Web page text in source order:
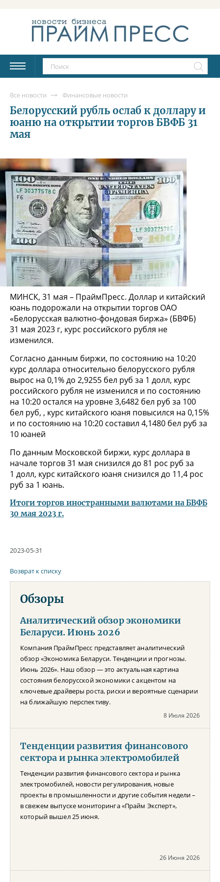
Все новости Финансовые новости
Белорусский рубль ослаб к доллару и
юаню на открытии торгов БВФБ 31
мая
МИНСК, 31 мая – ПраймПресс. Доллар и китайский
юань подорожали на открытии торгов ОАО
«Белорусская валютно-фондовая биржа» (БВФБ)
31 мая 2023 г, курс российского рубля не
изменился.
Согласно данным биржи, по состоянию на 10:20
курс доллара относительно белорусского рубля
вырос на 0,1% до 2,9255 бел руб за 1 долл, курс
российского рубля не изменился и по состоянию
на 10:20 остался на уровне 3,6482 бел руб за 100
бел руб, , курс китайского юаня повысился на 0,15%
и по состоянию на 10:20 составил 4,1480 бел руб за
10 юаней
По данным Московской биржи, курс доллара в
начале торгов 31 мая снизился до 81 рос руб за
1 долл, курс китайского юаня снизился до 11,4 рос
руб за 1 юань.
Итоги торгов иностранными валютами на БВФБ
30 мая 2023 г.
2023-05-31
Возврат к списку
Обзоры
Аналитический обзор экономики
Беларуси. Июнь 2026
Компания ПраймПресс представляет аналитический
обзор «Экономика Беларуси. Тенденции и прогнозы.
Июнь 2026». Наш обзор — это актуальная картина
состояния белорусской экономики с акцентом на
ключевые драйверы роста, риски и вероятные сценарии
на ближайшую перспективу.
8 Июля 2026
Тенденции развития финансового
сектора и рынка электромобилей
Тенденции развития финансового сектора и рынка
электромобилей, новости регулирования, новые
проекты в промышленности и другие события недели –
в свежем выпуске мониторинга «Прайм Эксперт»,
который вышел 25 июня.
26 Июня 2026